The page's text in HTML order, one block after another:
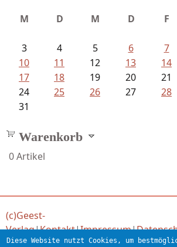
M D M D F
3
4 5 6 7
10
11 12 13 14
17
18 19 20 21
24
25 26 27 28
31
Warenkorb
0Artikel
(c)Geest-
Verlag|Kontakt|Impressum|
Diese Website nutzt Cookies, um